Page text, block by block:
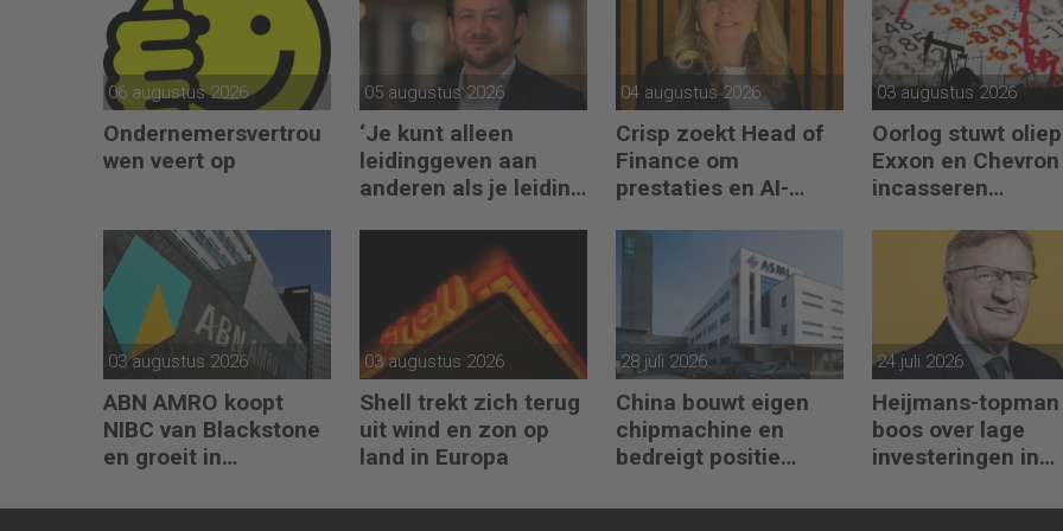
06 augustus 2026
Ondernemersvertrou
wen veert op
05 augustus 2026
‘Je kunt alleen
leidinggeven aan
anderen als je leiding
04 augustus 2026
Crisp zoekt Head of
Finance om
prestaties en AI-
03 augustus 2026
Oorlog stuwt
Exxon en Chevron
incasseren
03 augustus 2026
ABN AMRO koopt
NIBC van Blackstone
en groeit in
03 augustus 2026
Shell trekt zich terug
uit wind en zon op
land in Europa
28 juli 2026
China bouwt eigen
chipmachine en
bedreigt positie
24 juli 2026
Heijmans-topman
boos over lage
investeringen in